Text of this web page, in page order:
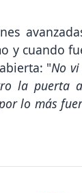
y cuando
"No
la puerta
lo más